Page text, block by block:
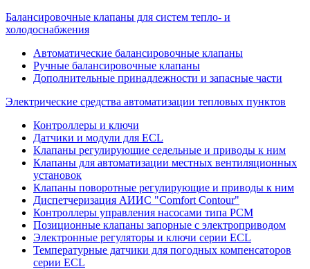
Балансировочные клапаны для систем тепло- и
холодоснабжения
Автоматические балансировочные клапаны
Ручные балансировочные клапаны
Дополнительные принадлежности и запасные части
Электрические средства автоматизации тепловых пунктов
Контроллеры и ключи
Датчики и модули для ECL
Клапаны регулирующие седельные и приводы к ним
Клапаны для автоматизации местных вентиляционных
установок
Клапаны поворотные регулирующие и приводы к ним
Диспетчеризация АИИС "Comfort Contour"
Контроллеры управления насосами типа PCM
Позиционные клапаны запорные с электроприводом
Электронные регуляторы и ключи серии ECL
Температурные датчики для погодных компенсаторов
серии ECL